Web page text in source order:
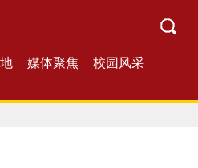
媒体聚焦 校园风采